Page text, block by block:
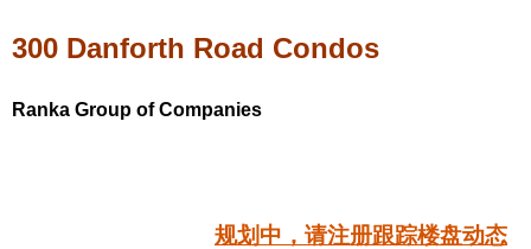
卖房指南
贷款指南
300 Danforth Road Condos
Ranka Group of Companies
规划中，请注册跟踪楼盘动态